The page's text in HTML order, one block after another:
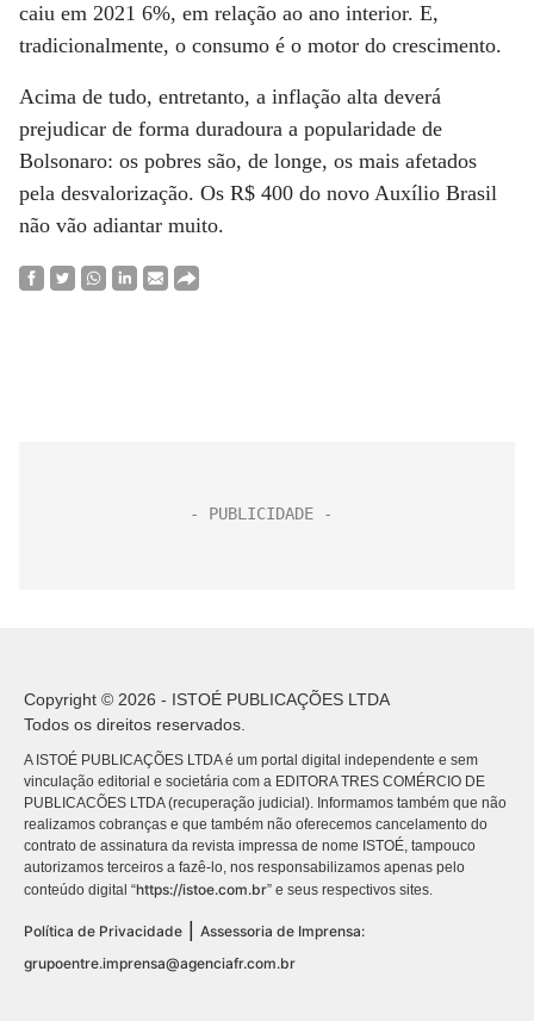
caiu em 2021 6%, em relação ao ano interior. E,
tradicionalmente, o consumo é o motor do crescimento.
Acima de tudo, entretanto, a inflação alta deverá
prejudicar de forma duradoura a popularidade de
Bolsonaro: os pobres são, de longe, os mais afetados
pela desvalorização. Os R$ 400 do novo Auxílio Brasil
não vão adiantar muito.
Copyright © 2026 - ISTOÉ PUBLICAÇÕES LTDA
Todos os direitos reservados.
A ISTOÉ PUBLICAÇÕES LTDA é um portal digital independente e sem
vinculação editorial e societária com a EDITORA TRES COMÉRCIO DE
PUBLICACÕES LTDA (recuperação judicial). Informamos também que não
realizamos cobranças e que também não oferecemos cancelamento do
contrato de assinatura da revista impressa de nome ISTOÉ, tampouco
autorizamos terceiros a fazê-lo, nos responsabilizamos apenas pelo
conteúdo digital “https://istoe.com.br” e seus respectivos sites.
Política de Privacidade
Assessoria de Imprensa:
grupoentre.imprensa@agenciafr.com.br